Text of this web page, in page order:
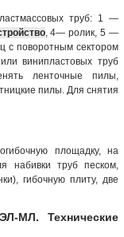
труб: 1 —
, 4— ролик, 5 —
с поворотным сектором
винипластовых труб
ленточные пилы,
пилы. Для снятия
площадку, на
набивки труб песком,
гибочную плиту, две
МЛ. Технические